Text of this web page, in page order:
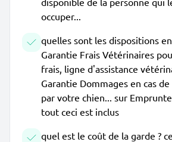
occuper...
quelles sont les dispositions
Garantie Frais Vétérinaires
frais, ligne d'assistance
Garantie Dommages en cas
par votre chien... sur
tout ceci est inclus
quel est le coût de la garde ?